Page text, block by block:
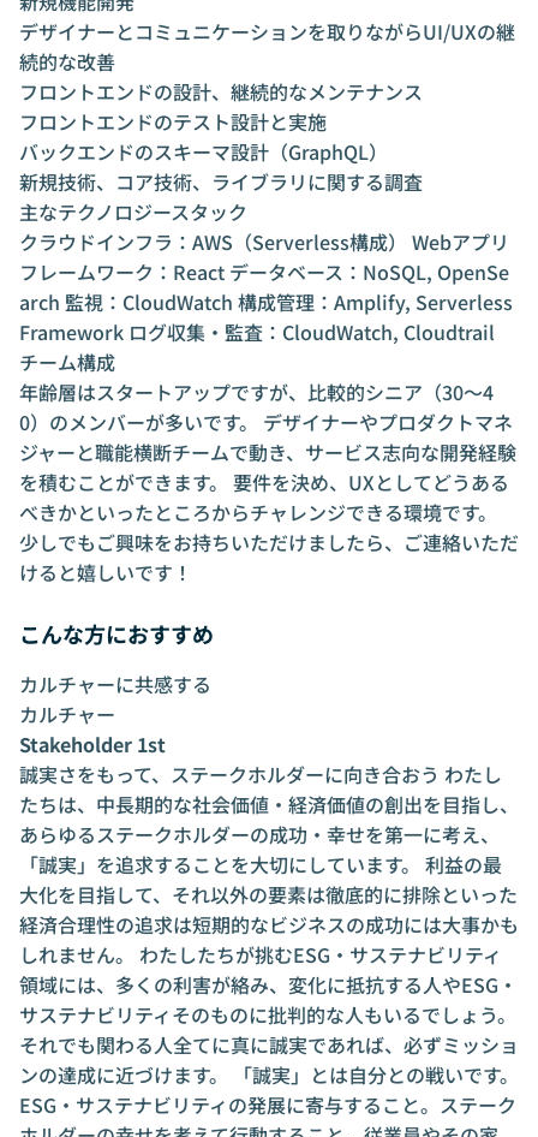
デザイナーとコミュニケーションを取りながらUI/UXの継
続的な改善
フロントエンドの設計、継続的なメンテナンス
フロントエンドのテスト設計と実施
バックエンドのスキーマ設計（GraphQL）
新規技術、コア技術、ライブラリに関する調査
主なテクノロジースタック
クラウドインフラ：AWS（Serverless構成） Webアプリ
フレームワーク：React データベース：NoSQL, OpenSe
arch 監視：CloudWatch 構成管理：Amplify, Serverless
Framework ログ収集・監査：CloudWatch, Cloudtrail
チーム構成
年齢層はスタートアップですが、比較的シニア（30〜4
0）のメンバーが多いです。 デザイナーやプロダクトマネ
ジャーと職能横断チームで動き、サービス志向な開発経験
を積むことができます。 要件を決め、UXとしてどうある
べきかといったところからチャレンジできる環境です。
少しでもご興味をお持ちいただけましたら、ご連絡いただ
けると嬉しいです！
こんな方におすすめ
カルチャーに共感する
カルチャー
Stakeholder 1st
誠実さをもって、ステークホルダーに向き合おう わたし
たちは、中長期的な社会価値・経済価値の創出を目指し、
あらゆるステークホルダーの成功・幸せを第一に考え、
「誠実」を追求することを大切にしています。 利益の最
大化を目指して、それ以外の要素は徹底的に排除といった
経済合理性の追求は短期的なビジネスの成功には大事かも
しれません。 わたしたちが挑むESG・サステナビリティ
領域には、多くの利害が絡み、変化に抵抗する人やESG・
サステナビリティそのものに批判的な人もいるでしょう。
それでも関わる人全てに真に誠実であれば、必ずミッショ
ンの達成に近づけます。 「誠実」とは自分との戦いです。
ESG・サステナビリティの発展に寄与すること。ステーク